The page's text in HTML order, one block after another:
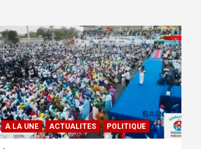
A LA UNE ACTUALITES POLITIQUE